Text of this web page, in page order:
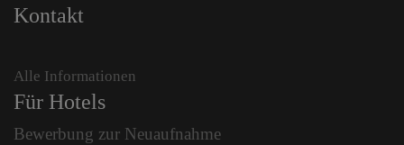
Kontakt
Alle Informationen
Für Hotels
Bewerbung zur Neuaufnahme